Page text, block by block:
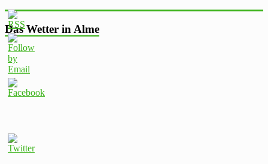
Das Wetter in Alme